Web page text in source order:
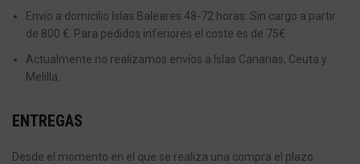
Envío a domicilio Islas Baleares 48-72 horas: Sin cargo a partir
de 800 €. Para pedidos inferiores el coste es de 75€
Actualmente no realizamos envíos a Islas Canarias, Ceuta y
Melilla.
ENTREGAS
Desde el momento en el que se realiza una compra el plazo